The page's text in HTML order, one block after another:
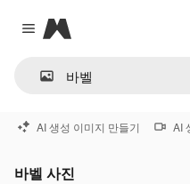
Close menu
Magnific
AI 생성 이미지 만들기 AI
바벨 사진